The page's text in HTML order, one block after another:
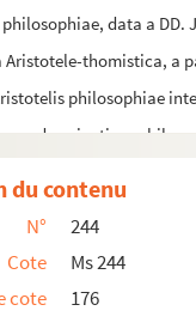
philosophiae, data a
Aristotele-thomistica, a
philosophiae
ad sapientiam
divisiones. »
du contenu
N°
244
Cote
Ms 244
cote
176